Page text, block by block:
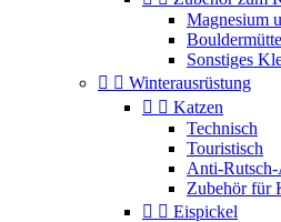
Magnesium
Sonstiges
  Winterausrüstung
  Katzen
Technisch
Touristisch
Anti-
Zubehör für
  Eispickel